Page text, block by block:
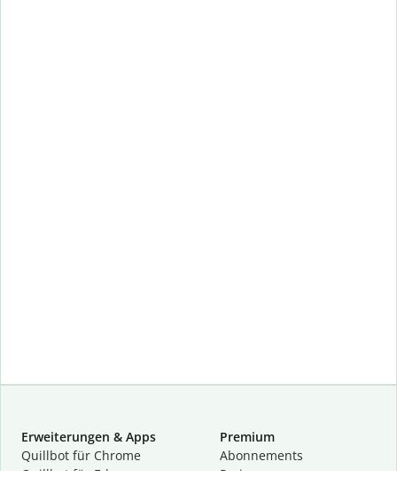
Erweiterungen & Apps
Quillbot für Chrome
Quillbot für Edge
Premium
Abon­ne­ments
Preise